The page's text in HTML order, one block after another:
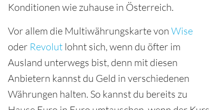
Konditionen wie zuhause in Österreich.
Vor allem die Multiwährungskarte von Wise
oder Revolut lohnt sich, wenn du öfter im
Ausland unterwegs bist, denn mit diesen
Anbietern kannst du Geld in verschiedenen
Währungen halten. So kannst du bereits zu